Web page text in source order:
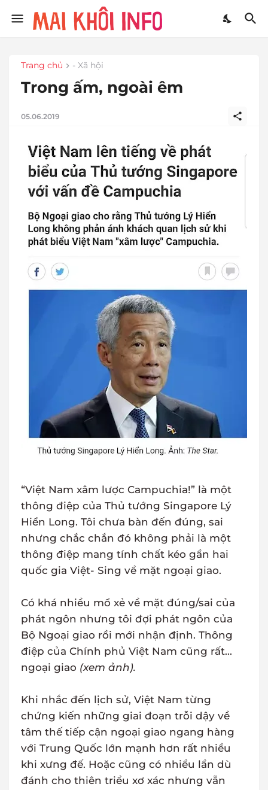
Trang chủ - Xã hội
Trong ấm, ngoài êm
05.06.2019
“Việt Nam xâm lược Campuchia!” là một
thông điệp của Thủ tướng Singapore Lý
Hiển Long. Tôi chưa bàn đến đúng, sai
nhưng chắc chắn đó không phải là một
thông điệp mang tính chất kéo gần hai
quốc gia Việt- Sing về mặt ngoại giao.
Có khá nhiều mổ xẻ về mặt đúng/sai của
phát ngôn nhưng tôi đợi phát ngôn của
Bộ Ngoại giao rồi mới nhận định. Thông
điệp của Chính phủ Việt Nam cũng rất...
ngoại giao (xem ảnh).
Khi nhắc đến lịch sử, Việt Nam từng
chứng kiến những giai đoạn trỗi dậy về
tâm thế tiếp cận ngoại giao ngang hàng
với Trung Quốc lớn mạnh hơn rất nhiều
khi xưng đế. Hoặc cũng có nhiều lần dù
đánh cho thiên triều xơ xác nhưng vẫn